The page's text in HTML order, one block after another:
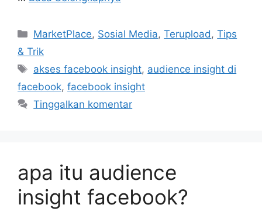
Kategori
MarketPlace, Sosial Media,Terupload ,Tips
& Trik
Tag
akses facebook insight, audience insight di
facebook, facebook insight
Tinggalkan komentar
apa itu audience
insight facebook?